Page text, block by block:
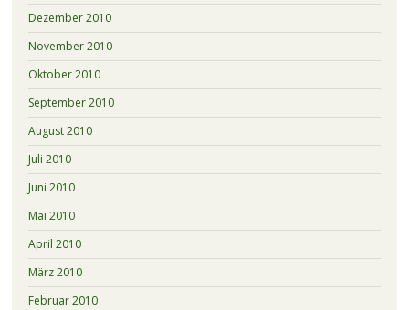
Dezember 2010
November 2010
Oktober 2010
September 2010
August 2010
Juli 2010
Juni 2010
Mai 2010
April 2010
März 2010
Februar 2010